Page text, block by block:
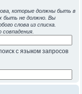
которые должны быть в
быть не должно. Вы
слова из списка.
с языком запросов